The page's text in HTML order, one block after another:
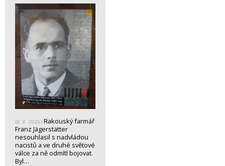
(8. 8. 2026) Rakouský farmář
Franz Jägerstätter
nesouhlasil s nadvládou
nacistů a ve druhé světové
válce za ně odmítl bojovat.
Byl…